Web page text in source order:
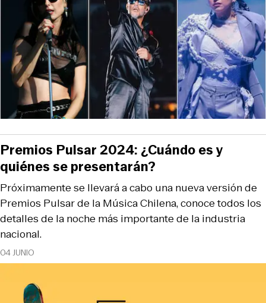
04 JUNIO
Próximamente se llevará a cabo una nueva versión de
Premios Pulsar de la Música Chilena, conoce todos los
detalles de la noche más importante de la industria
nacional.
Premios Pulsar 2024: ¿Cuándo es y
quiénes se presentarán?